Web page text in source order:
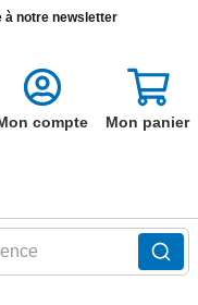
à notre newsletter
compte Mon panier